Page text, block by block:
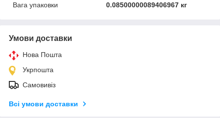
Вага упаковки
0.08500000089406967 кг
Умови доставки
Нова Пошта
Укрпошта
Самовивіз
Всі умови доставки